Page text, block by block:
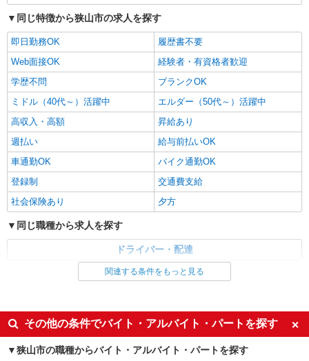
同じ特徴から狭山市の求人を探す
即日勤務OK
履歴書不要
Web面接OK
経験者・有資格者歓迎
学歴不問
ブランクOK
ミドル（40代～）活躍中
エルダー（50代～）活躍中
高収入・高額
昇給あり
週払い
給与前払いOK
車通勤OK
バイク通勤OK
登録制
交通費支給
社会保険あり
夕方
同じ職種から求人を探す
ドライバー・配達
同じ特徴から求人を探す
交通費支給
社会保険あり
関連する条件をもっと見る
その他の条件でバイト・アルバイト・パートを探す
狭山市の職種からバイト・アルバイト・パートを探す